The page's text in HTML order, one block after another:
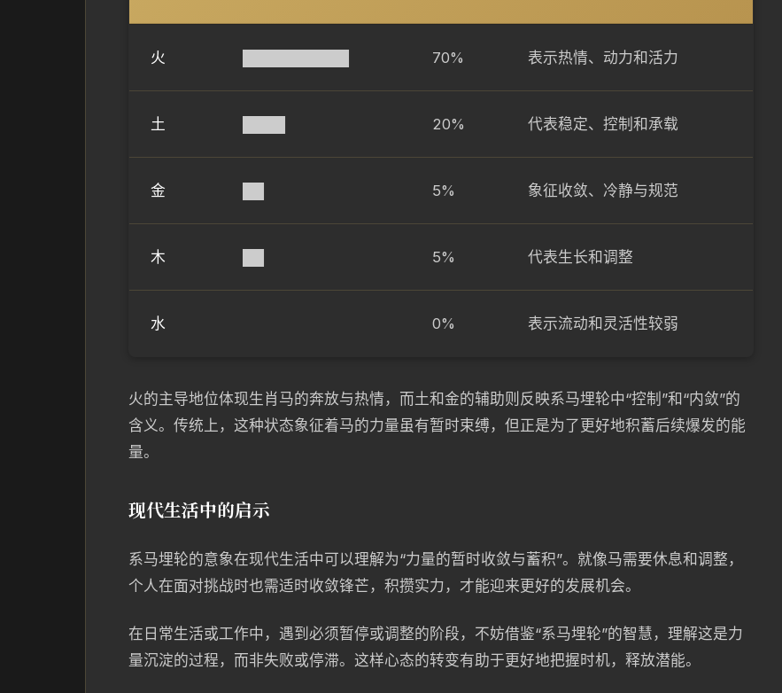
火 70% 表示热情、动力和活力
土 20% 代表稳定、控制和承载
金 5% 象征收敛、冷静与规范
木 5% 代表生长和调整
水 0% 表示流动和灵活性较弱
火的主导地位体现生肖马的奔放与热情，而土和金的辅助则反映系马埋轮中“控制”和“内敛”的
含义。传统上，这种状态象征着马的力量虽有暂时束缚，但正是为了更好地积蓄后续爆发的能
量。
现代生活中的启示
系马埋轮的意象在现代生活中可以理解为“力量的暂时收敛与蓄积”。就像马需要休息和调整，
个人在面对挑战时也需适时收敛锋芒，积攒实力，才能迎来更好的发展机会。
在日常生活或工作中，遇到必须暂停或调整的阶段，不妨借鉴“系马埋轮”的智慧，理解这是力
量沉淀的过程，而非失败或停滞。这样心态的转变有助于更好地把握时机，释放潜能。